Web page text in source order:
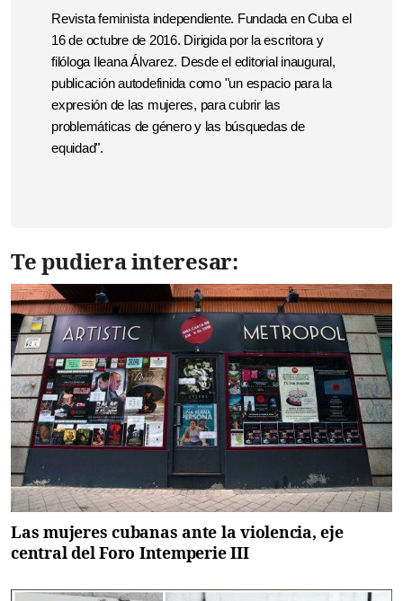
Revista feminista independiente. Fundada en Cuba el
16 de octubre de 2016. Dirigida por la escritora y
filóloga Ileana Álvarez. Desde el editorial inaugural,
publicación autodefinida como "un espacio para la
expresión de las mujeres, para cubrir las
problemáticas de género y las búsquedas de
equidad".
Te pudiera interesar:
Las mujeres cubanas ante la violencia, eje
central del Foro Intemperie III